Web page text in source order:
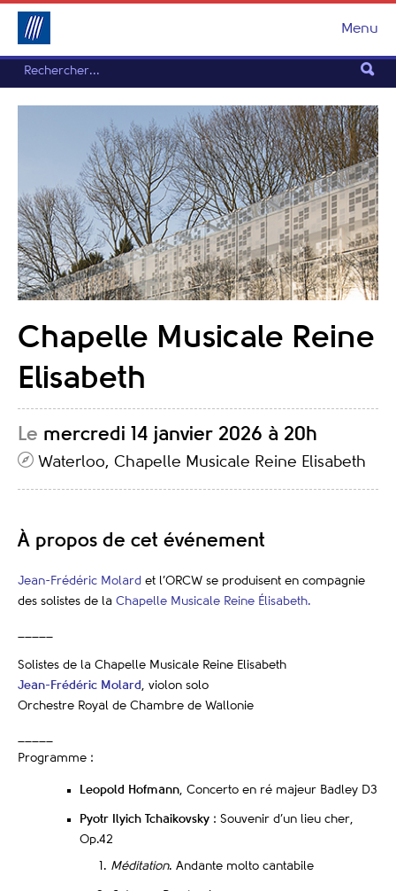
Menu
Chapelle Musicale Reine
Elisabeth
Le mercredi 14 janvier 2026 à 20h
Waterloo, Chapelle Musicale Reine Elisabeth
À propos de cet événement
Jean-Frédéric Molard et l’ORCW se produisent en compagnie
des solistes de la Chapelle Musicale Reine Élisabeth.
Solistes de la Chapelle Musicale Reine Elisabeth
Jean-Frédéric Molard, violon solo
Orchestre Royal de Chambre de Wallonie
Programme :
Leopold Hofmann , Concerto en ré majeur Badley D3
Pyotr Ilyich Tchaikovsky : Souvenir d’un lieu cher,
Op.42
Méditation. Andante molto cantabile